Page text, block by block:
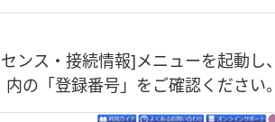
ンス・接続情報]メニューを起動し、
内の「登録番号」をご確認ください。